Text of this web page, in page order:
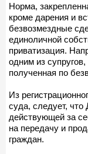
Норма,
кроме дарения и
безвозмездные
единоличной
приватизация.
одним из
полученная по
Из
суда, следует,
действующей за
на передачу и
граждан.